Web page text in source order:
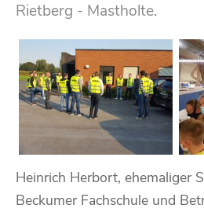
Rietberg - Mastholte.
Heinrich Herbort, ehemaliger
Beckumer Fachschule und